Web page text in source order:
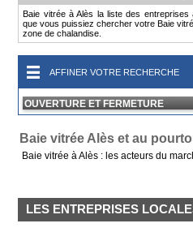
Baie vitrée à Alès la liste des
que vous puissiez chercher votre Baie
zone de chalandise.
AFFINER VOTRE RECHERCHE
OUVERTURE ET FERMETURE
Baie vitrée Alès et au
Baie vitrée à Alès : les acteurs du
LES ENTREPRISES